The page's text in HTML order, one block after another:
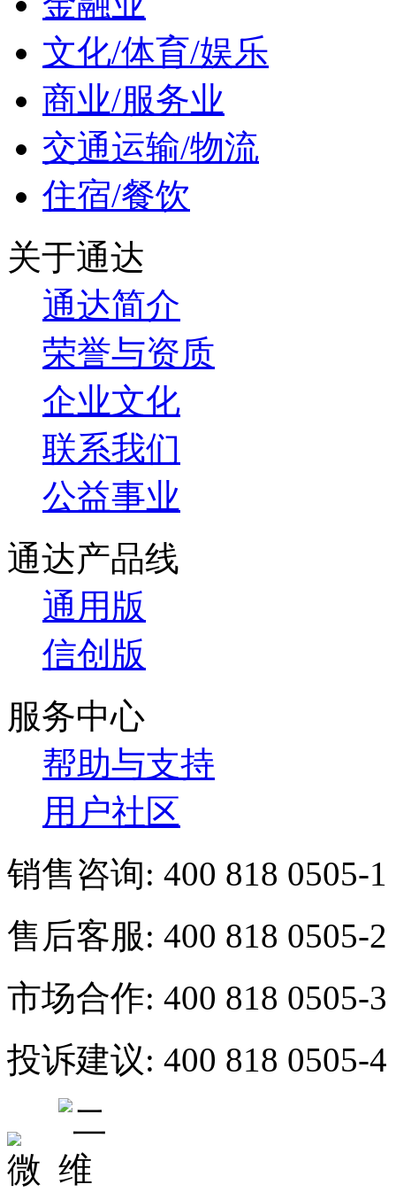
文化/体育/娱乐
商业/服务业
交通运输/物流
住宿/餐饮
关于通达
通达简介
荣誉与资质
企业文化
联系我们
公益事业
通达产品线
通用版
信创版
服务中心
帮助与支持
用户社区
销售咨询: 400 818 0505-1
售后客服: 400 818 0505-2
市场合作: 400 818 0505-3
投诉建议: 400 818 0505-4